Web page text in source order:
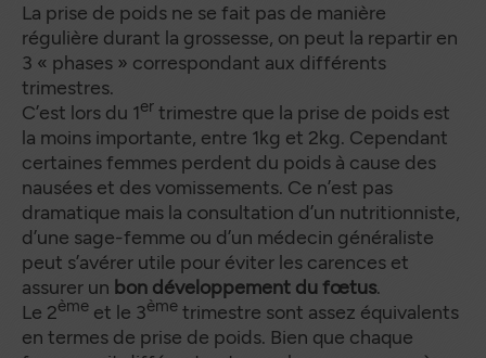
La prise de poids ne se fait pas de manière
régulière durant la grossesse, on peut la repartir en
3 « phases » correspondant aux différents
trimestres.
C’est lors du 1er trimestre que la prise de poids est
la moins importante, entre 1kg et 2kg. Cependant
certaines femmes perdent du poids à cause des
nausées et des vomissements. Ce n’est pas
dramatique mais la consultation d’un nutritionniste,
d’une sage-femme ou d’un médecin généraliste
peut s’avérer utile pour éviter les carences et
assurer un bon développement du fœtus.
Le 2ème et le 3ème trimestre sont assez équivalents
en termes de prise de poids. Bien que chaque